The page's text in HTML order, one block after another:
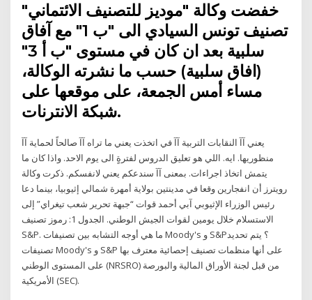
خفضت وكالة "موديز للتصنيف الائتماني"
تصنيف تونس السيادي الى "ب 1" مع آفاق
سلبية بعد ان كان في مستوى "ب أ 3"
(افاق سلبية) حسب ما نشرته الوكالة،
مساء أمس الجمعة، على موقعها على
شبكة الانترنات.
يعني آآ النقابات التربية آآ في اتخذت يعني ما تراه آآ صالحاً لحماية آآ
منظوريها. ايه. اللي هو تعليق الدروس لفترةٍ الى يوم الاحد. واذا كان ما
يتمش اتخاذ اجراءات. بمعنى آآ سندعكم يعني لانفسكم. ذكرت وكالة
رويترز أن انفجارين وقعا في مدينتين بولاية أمهرة شمالي إثيوبيا، بينما دعا
رئيس الوزراء الإثيوبي آبي أحمد قوات “جبهة تحرير شعب تيغراي” إلى
الاستسلام خلال يومين لقوات الجيش الوطني. الجدول 1: رموز تصنيف
S&P. ما هي أوجه التشابه بين تصنيفات Moody's و S&P؟ يتم تحديد
تصنيفات Moody's و S&P على أنها منظمات تصنيف إحصائية معترف بها
على المستوى الوطني (NRSRO) من قبل لجنة الأوراق المالية والبورصة
الأمريكية (SEC).